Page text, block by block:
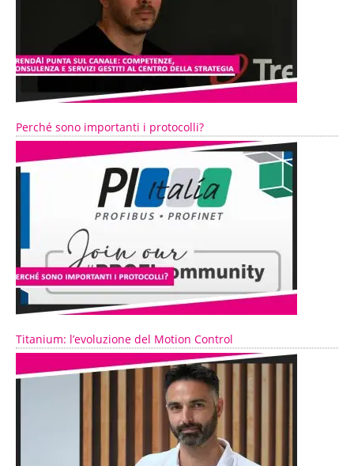
Perché sono importanti i protocolli?
Titanium: l’evoluzione del Motion Control